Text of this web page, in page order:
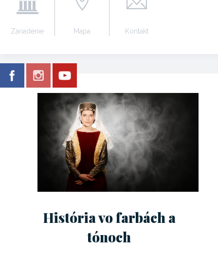
Zariadenie Mapa Kontakt
História vo farbách a
tónoch